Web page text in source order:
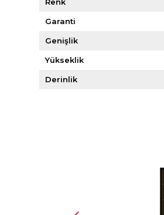
Garanti
Genişlik
Yükseklik
Derinlik